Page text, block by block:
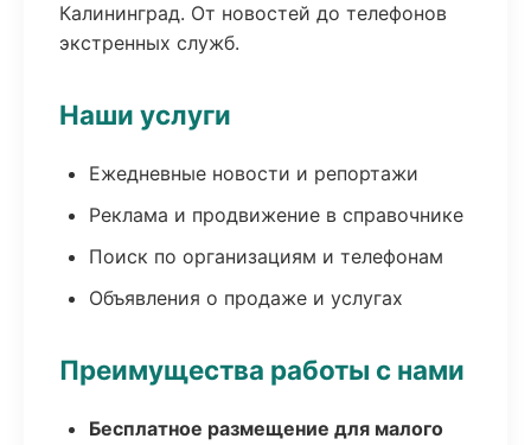
Калининград. От новостей до телефонов
экстренных служб.
Наши услуги
Ежедневные новости и репортажи
Реклама и продвижение в справочнике
Поиск по организациям и телефонам
Объявления о продаже и услугах
Преимущества работы с нами
Бесплатное размещение для малого